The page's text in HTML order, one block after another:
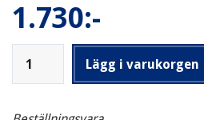
1.730:-
Lägg i varukorgen